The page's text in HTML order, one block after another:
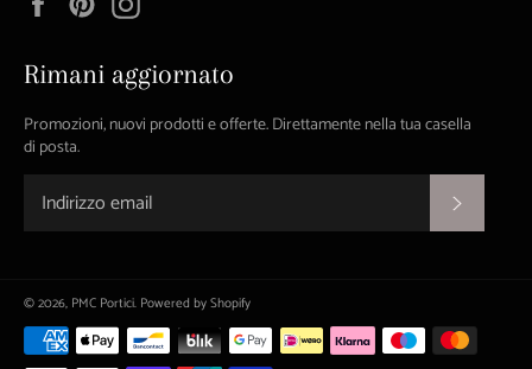
Rimani aggiornato
Promozioni, nuovi prodotti e offerte. Direttamente nella tua casella
di posta.
© 2026, PMC Portici. Powered by Shopify
Metodi
di